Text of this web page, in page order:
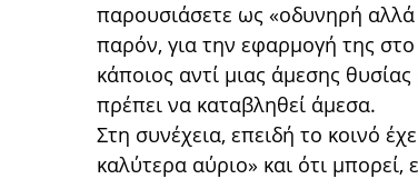
παρουσιάσετε ως «οδυνηρή
παρόν, για την εφαρμογή της
κάποιος αντί μιας άμεσης
πρέπει να καταβληθεί άμεσα.
Στη συνέχεια, επειδή το κοινό
καλύτερα αύριο» και ότι